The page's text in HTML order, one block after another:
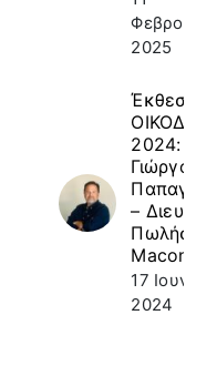
2025
Έκθεση
2024: κ.
Γιώργος
–
Macon
17
2024